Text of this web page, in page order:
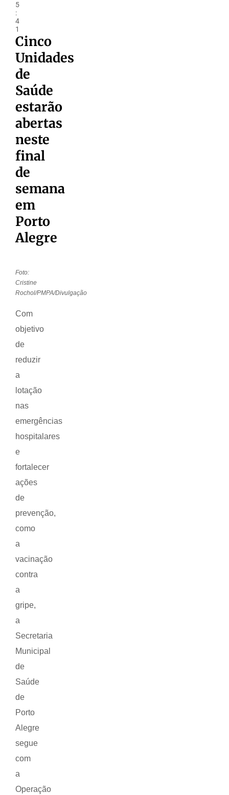
5
:
4
1
Cinco
Unidades
de
Saúde
estarão
abertas
neste
final
de
semana
em
Porto
Alegre
Foto:
Cristine
Rochol/PMPA/Divulgação
Com
objetivo
de
reduzir
a
lotação
nas
emergências
hospitalares
e
fortalecer
ações
de
prevenção,
como
a
vacinação
contra
a
gripe,
a
Secretaria
Municipal
de
Saúde
de
Porto
Alegre
segue
com
a
Operação